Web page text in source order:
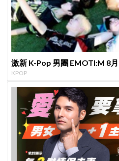
激新 K-Pop 男團 EMOTI:M 8
KPOP